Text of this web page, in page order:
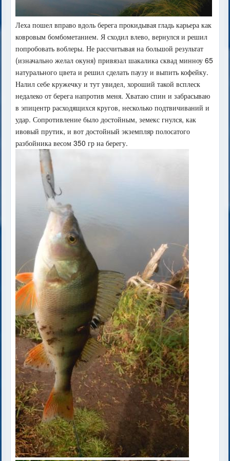
Леха пошел вправо вдоль берега прокидывая гладь карьера как
ковровым бомбометанием. Я сходил влево, вернулся и решил
попробовать воблеры. Не рассчитывая на большой результат
(изначально желал окуня) привязал шакалика сквад минноу 65
натурального цвета и решил сделать паузу и выпить кофейку.
Налил себе кружечку и тут увидел, хороший такой всплеск
недалеко от берега напротив меня. Хватаю спин и забрасываю
в эпицентр расходящихся кругов, несколько подтвичиваний и
удар. Сопротивление было достойным, земекс гнулся, как
ивовый прутик, и вот достойный экземпляр полосатого
разбойника весом 350 гр на берегу.